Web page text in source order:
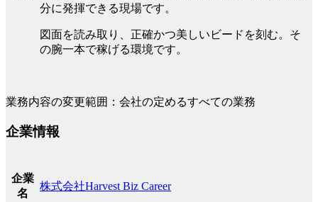
分に発揮できる現場です。
図面を読み取り、正確かつ美しいビードを刻む。そ
の腕一本で稼げる環境です。
業務内容の変更範囲：会社の定めるすべての業務
企業情報
企業
名
株式会社Harvest Biz Career